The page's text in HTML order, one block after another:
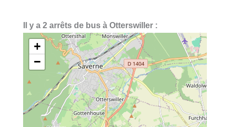
Il y a 2 arrêts de bus à Otterswiller :
+
−